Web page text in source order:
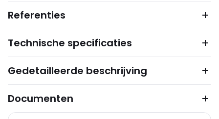
Referenties
Technische specificaties
Gedetailleerde beschrijving
Documenten